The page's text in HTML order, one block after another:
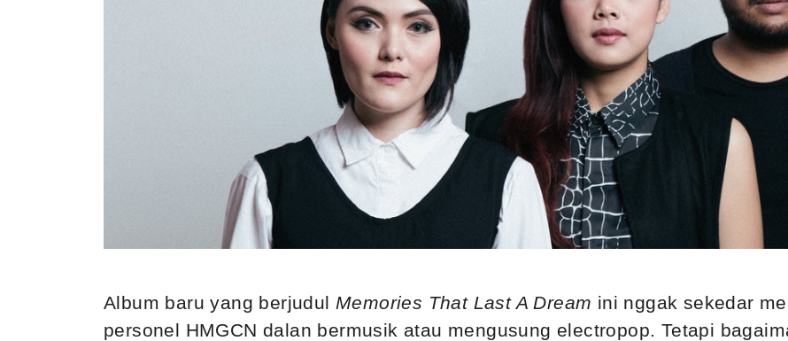
Album baru yang berjudul Memories That Last A Dream ini nggak sekedar
personel HMGCN dalan bermusik atau mengusung electropop. Tetapi